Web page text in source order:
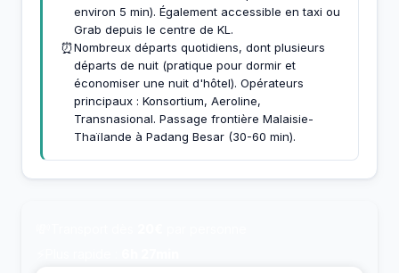
environ 5 min). Également accessible en taxi ou
Grab depuis le centre de KL.
⏰Nombreux départs quotidiens, dont plusieurs
départs de nuit (pratique pour dormir et
économiser une nuit d'hôtel). Opérateurs
principaux : Konsortium, Aeroline,
Transnasional. Passage frontière Malaisie-
Thaïlande à Padang Besar (30-60 min).